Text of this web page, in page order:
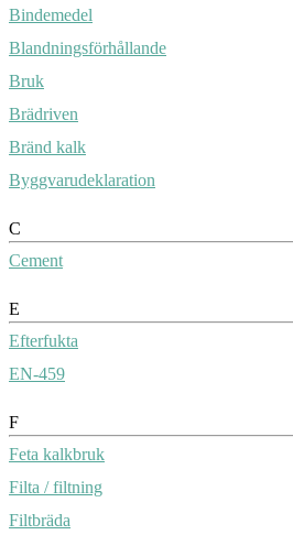
Bindemedel
Blandningsförhållande
Bruk
Brädriven
Bränd kalk
Byggvarudeklaration
C
Cement
E
Efterfukta
EN-459
F
Feta kalkbruk
Filta / filtning
Filtbräda